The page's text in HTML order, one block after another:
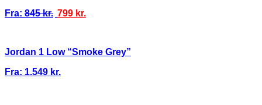
Fra: 845kr. 799 kr.
Jordan 1 Low “Smoke Grey”
Fra: 1.549 kr.